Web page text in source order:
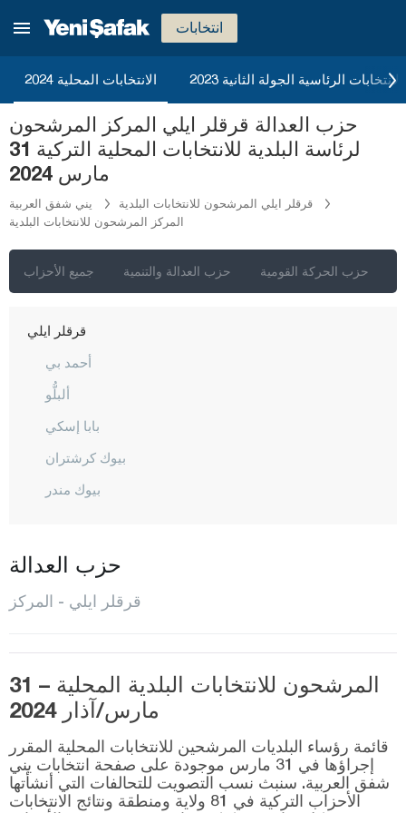
انتخابات
الانتخابات المحلية 2024 2023 الانتخابات الرئاسية الجولة الثانية
حزب العدالة قرقلر ايلي المركز المرشحون
لرئاسة البلدية للانتخابات المحلية التركية 31
مارس 2024
يني شفق العربية
قرقلر ايلي المرشحون للانتخابات البلدية
المركز المرشحون للانتخابات البلدية
جميع الأحزاب حزب العدالة والتنمية حزب الحركة القومية
إيسبارتا
قارابوك
كرامان
كارس
كاستاموني
قيصري
كيركالي
قرقلر ايلي
أحمد بي
ألبلُّو
بابا إسكي
بيوك كرشتران
بيوك مندر
دميركوي
قرا خليل
قافاقلي
كاينارجا
قييي كوي
كوفجاز
حزب العدالة
قرقلر ايلي - المركز
المرشحون للانتخابات البلدية المحلية – 31
مارس/آذار 2024
قائمة رؤساء البلديات المرشحين للانتخابات المحلية المقرر
إجراؤها في 31 مارس موجودة على صفحة انتخابات يني
شفق العربية. سنبث نسب التصويت للتحالفات التي أنشأتها
الأحزاب التركية في 81 ولاية ومنطقة ونتائج الانتخابات